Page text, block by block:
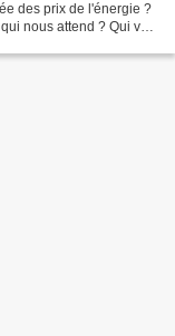
des prix de l'énergie ?
nous attend ? Qui va